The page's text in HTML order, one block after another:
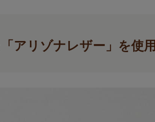
アリゾナレザー」を使用